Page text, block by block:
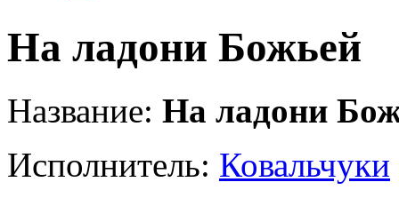
На ладони Божьей
Название: На ладони
Исполнитель: Ковальчуки